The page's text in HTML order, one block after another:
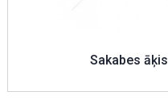
Sakabes āķis